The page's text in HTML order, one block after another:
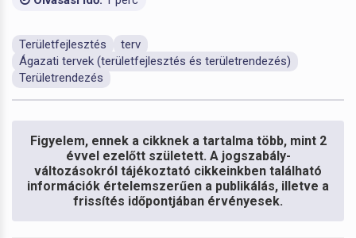
Területfejlesztés
terv
Ágazati tervek (területfejlesztés és területrendezés)
Területrendezés
Figyelem, ennek a cikknek a tartalma több, mint 2
évvel ezelőtt született. A jogszabály-
változásokról tájékoztató cikkeinkben található
információk értelemszerűen a publikálás, illetve a
frissítés időpontjában érvényesek.